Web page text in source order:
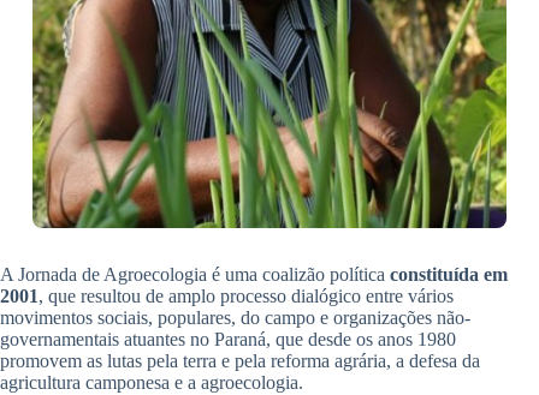
A Jornada de Agroecologia é uma coalizão política constituída em
2001, que resultou de amplo processo dialógico entre vários
movimentos sociais, populares, do campo e organizações não-
governamentais atuantes no Paraná, que desde os anos 1980
promovem as lutas pela terra e pela reforma agrária, a defesa da
agricultura camponesa e a agroecologia.